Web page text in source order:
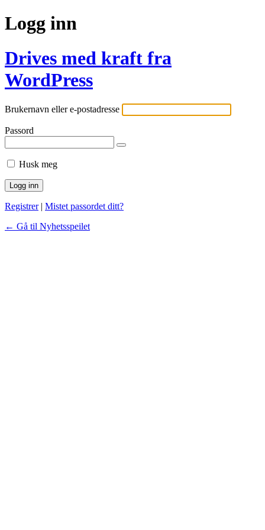
Logg inn
Drives med kraft fra
WordPress
Brukernavn eller e-postadresse
Passord
Husk meg
Registrer| Mistet passordet ditt?
← Gå til Nyhetsspeilet